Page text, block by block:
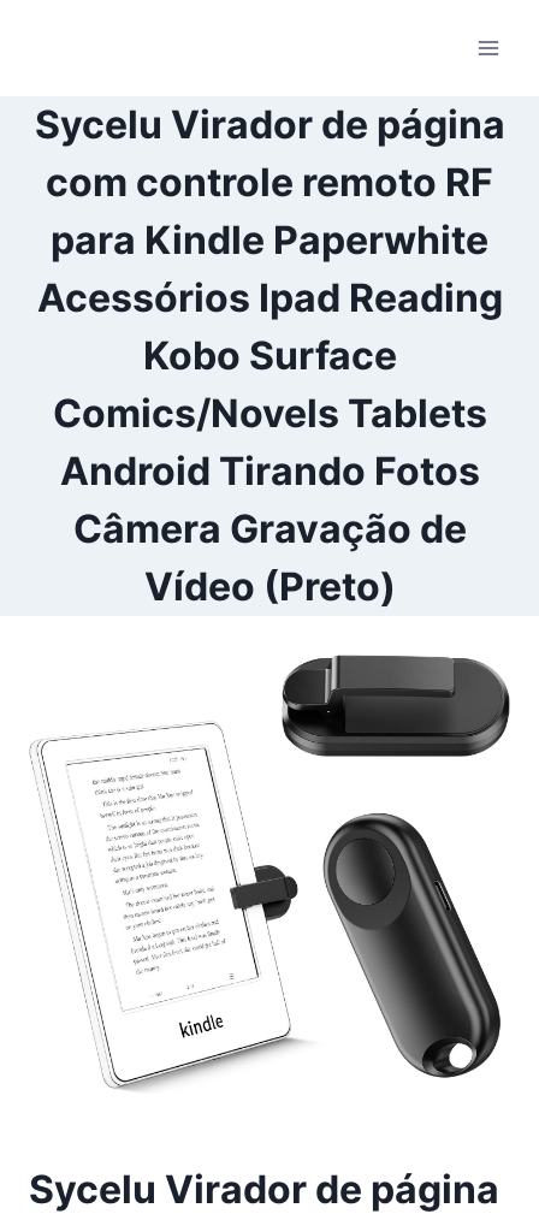
Conteúdo
Sycelu Virador de página
com controle remoto RF
para Kindle Paperwhite
Acessórios Ipad Reading
Kobo Surface
Comics/Novels Tablets
Android Tirando Fotos
Câmera Gravação de
Vídeo (Preto)
Sycelu Virador de página